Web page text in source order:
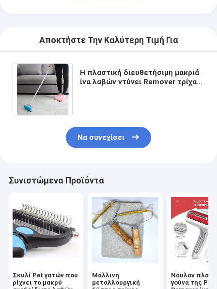
Αποκτήστε Την Καλύτερη Τιμή Για
Η πλαστική διευθετήσιμη μακριά
ίνα λαβών ντύνει Remover τρίχας
Να συνεχίσει
Συνιστώμενα Προϊόντα
Σκυλί Pet γατών που
ρίχνει το μακρύ
Μάλλινη
μεταλλουργική
Νάυλον
γούνα της Pet